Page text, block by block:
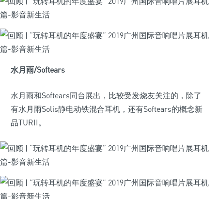
水月雨/Softears
水月雨和Softears同台展出，比较受发烧友关注的，除了
有水月雨Solis静电动铁混合耳机，还有Softears的概念新
品TURII。